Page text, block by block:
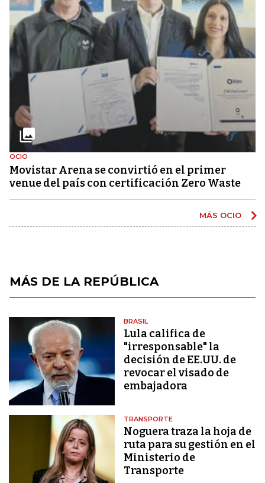
OCIO
Movistar Arena se convirtió en el primer
venue del país con certificación Zero Waste
MÁS OCIO
MÁS DE LA REPÚBLICA
BRASIL
Lula califica de
"irresponsable" la
decisión de EE.UU. de
revocar el visado de
embajadora
TRANSPORTE
Noguera traza la hoja de
ruta para su gestión en el
Ministerio de
Transporte